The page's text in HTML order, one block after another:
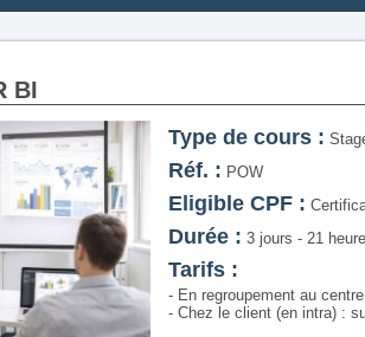
BI
Type de cours :
Réf. : POW
Eligible CPF :
Durée : 3 jours - 21
Tarifs :
- En regroupement au
- Chez le client (en intra) :